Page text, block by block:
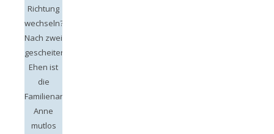
Richtung
wechseln?
Nach zwei
gescheiterten
Ehen ist
die
Familienanwältin
Anne
mutlos